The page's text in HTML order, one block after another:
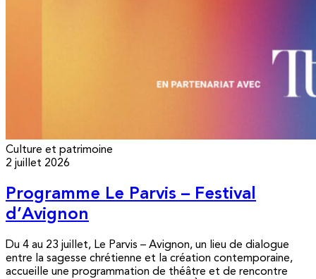
Culture et patrimoine
2 juillet 2026
Programme Le Parvis – Festival
d’Avignon
Du 4 au 23 juillet, Le Parvis – Avignon, un lieu de dialogue
entre la sagesse chrétienne et la création contemporaine,
accueille une programmation de théâtre et de rencontre